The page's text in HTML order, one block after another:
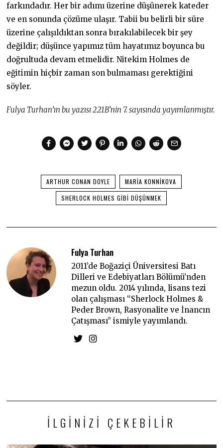
farkındadır. Her bir adımı üzerine düşünerek kateder
ve en sonunda çözüme ulaşır. Tabii bu belirli bir süre
üzerine çalışıldıktan sonra bırakılabilecek bir şey
değildir; düşünce yapımız tüm hayatımız boyunca bu
doğrultuda devam etmelidir. Nitekim Holmes de
eğitimin hiçbir zaman son bulmaması gerektiğini
söyler.
Fulya Turhan’ın bu yazısı 221B’nin 7. sayısında yayımlanmıştır.
ARTHUR CONAN DOYLE
MARIA KONNIKOVA
SHERLOCK HOLMES GIBI DÜŞÜNMEK
Fulya Turhan
2011’de Boğaziçi Üniversitesi Batı
Dilleri ve Edebiyatları Bölümü’nden
mezun oldu. 2014 yılında, lisans tezi
olan çalışması “Sherlock Holmes &
Peder Brown, Rasyonalite ve İnancın
Çatışması” ismiyle yayımlandı.
İLGINIZI ÇEKEBILIR